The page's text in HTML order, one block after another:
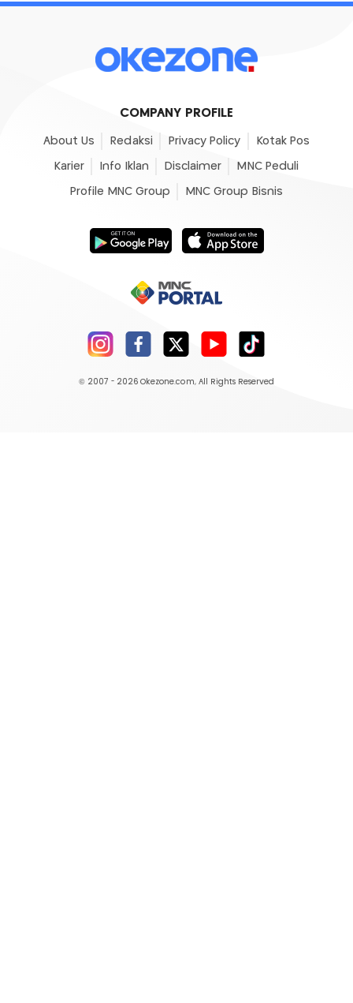
COMPANY PROFILE
About Us Redaksi Privacy Policy Kotak Pos
Karier Info Iklan Disclaimer MNC Peduli
Profile MNC Group MNC Group Bisnis
© 2007 - 2026 Okezone.com, All Rights Reserved